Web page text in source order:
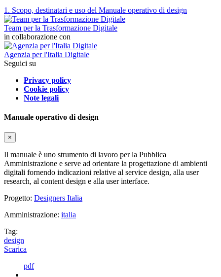
1. Scopo, destinatari e uso del Manuale operativo di design
Team per la Trasformazione Digitale
in collaborazione con
Agenzia per l'Italia Digitale
Seguici su
Privacy policy
Cookie policy
Note legali
Manuale operativo di design
×
Il manuale è uno strumento di lavoro per la Pubblica
Amministrazione e serve ad orientare la progettazione di ambienti
digitali fornendo indicazioni relative al service design, alla user
research, al content design e alla user interface.
Progetto: Designers Italia
Amministrazione: italia
Tag:
design
Scarica
pdf